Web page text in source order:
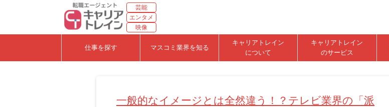
芸能
エンタメ
映像
仕事を探す マスコミ業界を知る
キャリアトレイン
について
キャリアトレイン
のサービス
一般的なイメージとは全然違う！？テレビ業界の「派